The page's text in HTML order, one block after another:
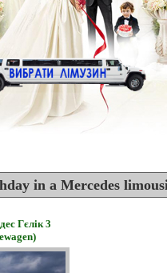
in a Mercedes
Гєлік 3